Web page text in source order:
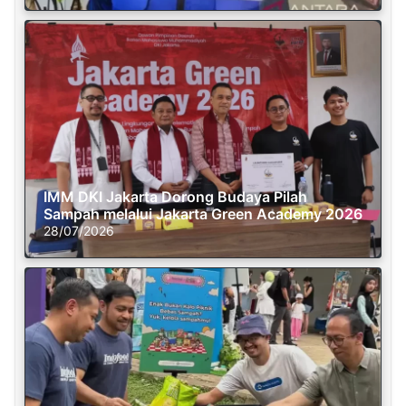
IMM DKI Jakarta Dorong Budaya Pilah
Sampah melalui Jakarta Green Academy 2026
28/07/2026